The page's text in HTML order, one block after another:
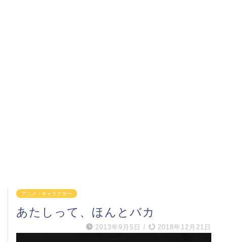
アニメ・キャラクター
あたしって、ほんとバカ
2013年9月5日 / 2018年12月21日